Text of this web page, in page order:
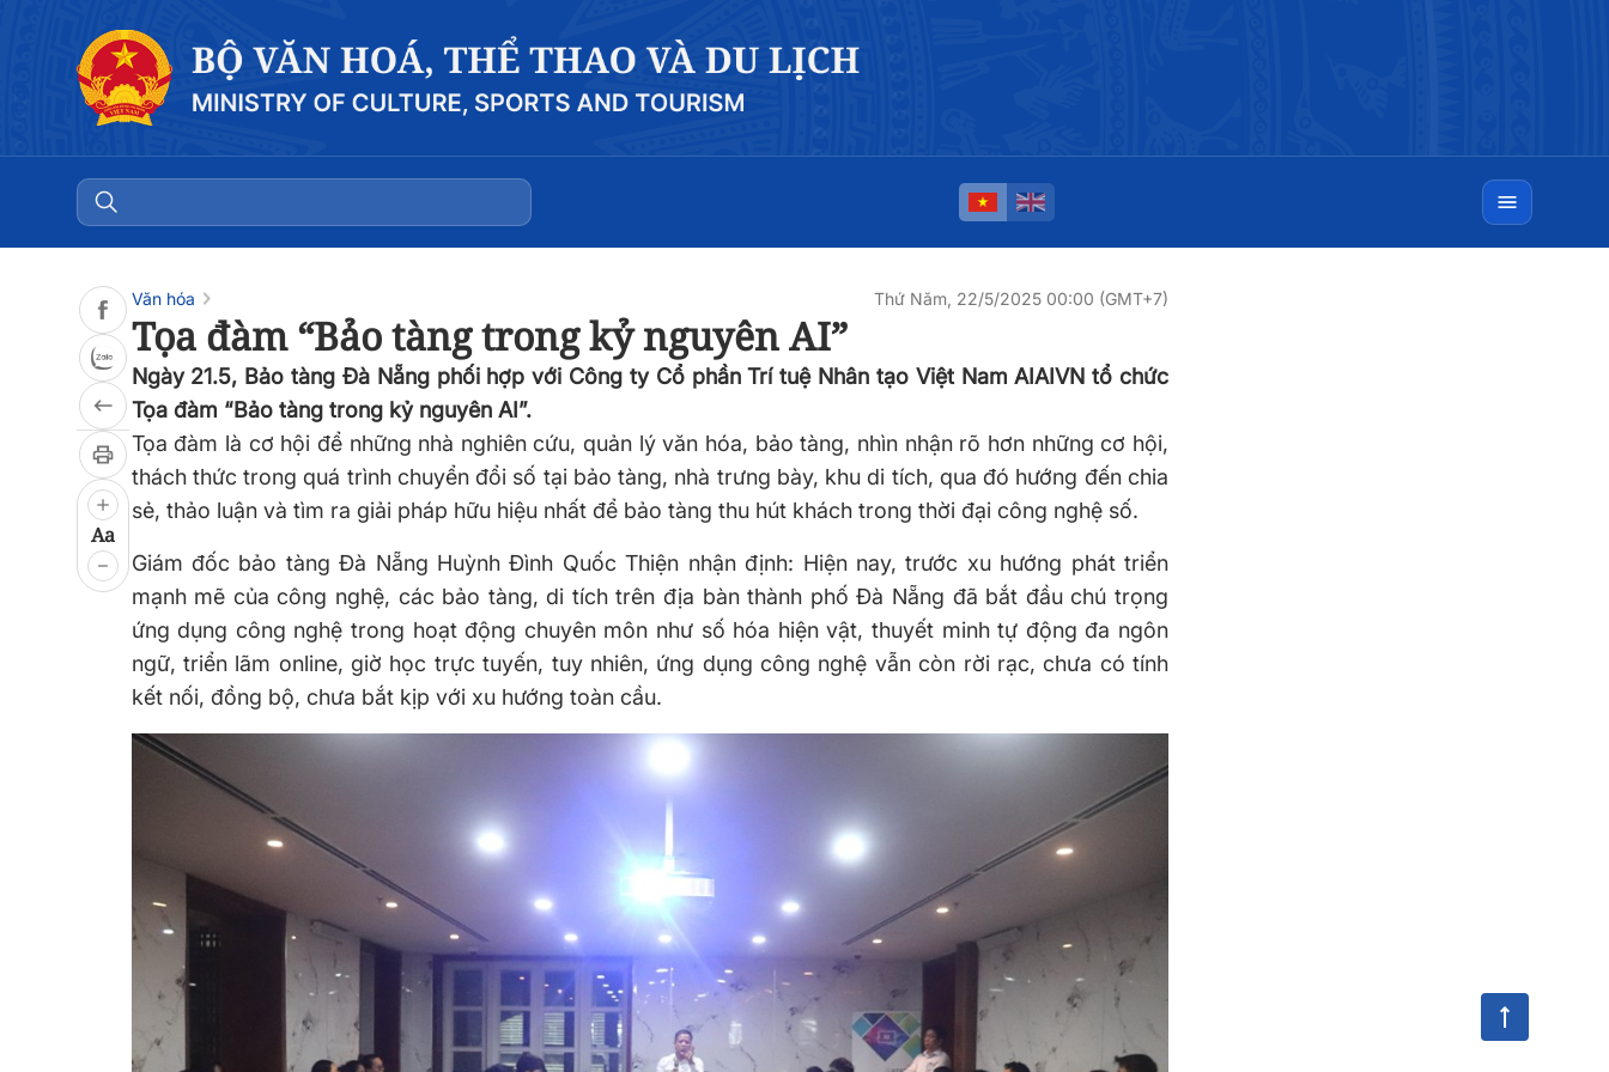
Aa
Văn hóa Thứ Năm, 22/5/2025 00:00 (GMT+7)
Tọa đàm “Bảo tàng trong kỷ nguyên AI”
Ngày 21.5, Bảo tàng Đà Nẵng phối hợp với Công ty Cổ phần Trí tuệ Nhân tạo Việt Nam AIAIVN tổ chức
Tọa đàm “Bảo tàng trong kỷ nguyên AI”.
Tọa đàm là cơ hội để những nhà nghiên cứu, quản lý văn hóa, bảo tàng, nhìn nhận rõ hơn những cơ hội,
thách thức trong quá trình chuyển đổi số tại bảo tàng, nhà trưng bày, khu di tích, qua đó hướng đến chia
sẻ, thảo luận và tìm ra giải pháp hữu hiệu nhất để bảo tàng thu hút khách trong thời đại công nghệ số.
Giám đốc bảo tàng Đà Nẵng Huỳnh Đình Quốc Thiện nhận định: Hiện nay, trước xu hướng phát triển
mạnh mẽ của công nghệ, các bảo tàng, di tích trên địa bàn thành phố Đà Nẵng đã bắt đầu chú trọng
ứng dụng công nghệ trong hoạt động chuyên môn như số hóa hiện vật, thuyết minh tự động đa ngôn
ngữ, triển lãm online, giờ học trực tuyến, tuy nhiên, ứng dụng công nghệ vẫn còn rời rạc, chưa có tính
kết nối, đồng bộ, chưa bắt kịp với xu hướng toàn cầu.
0:00 0:00